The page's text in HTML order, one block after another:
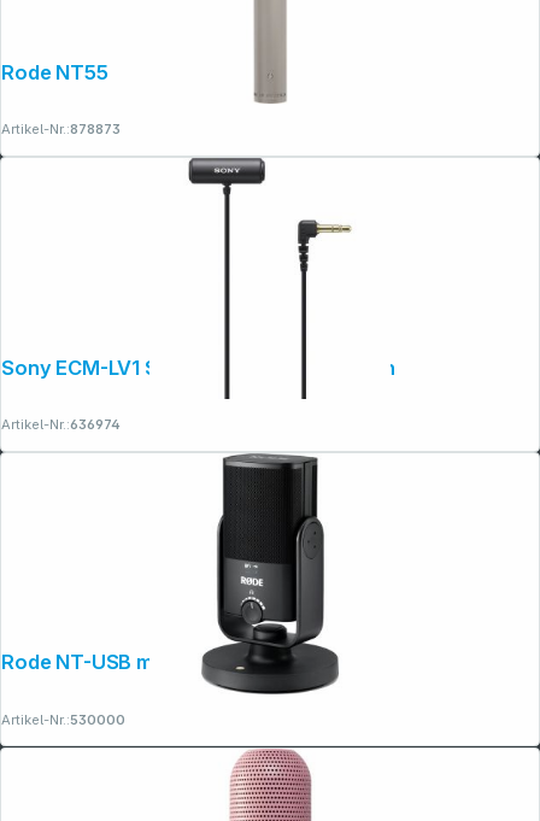
Rode NT55
Artikel-Nr.:878873
Sony ECM-LV1 Stereo-Lavalier- Mikrofon
Artikel-Nr.:636974
Rode NT-USB mini
Artikel-Nr.:530000